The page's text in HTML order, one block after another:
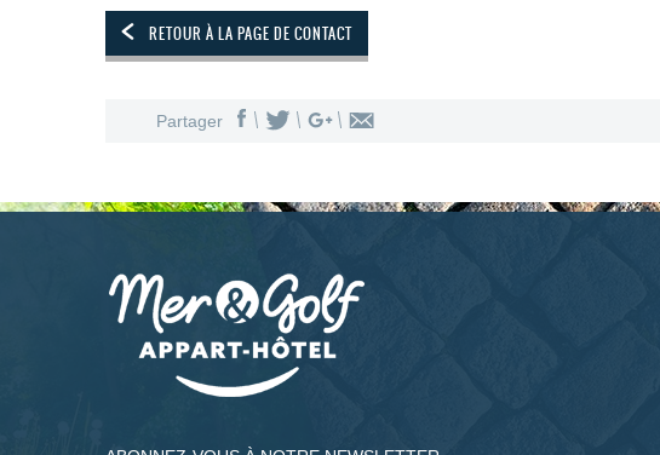
RETOUR À LA PAGE DE CONTACT
Partager